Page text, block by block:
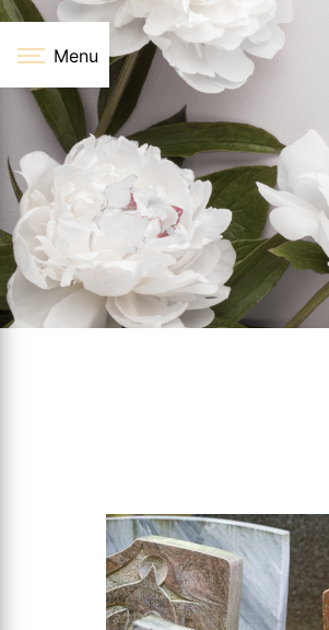
Panneau de gestion des cookies
Menu